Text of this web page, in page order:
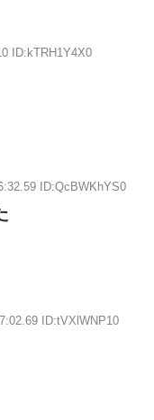
ID:kTRH1Y4X0
ID:QcBWKhYS0
ID:tVXlWNP10